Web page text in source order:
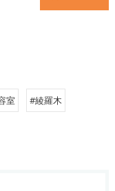
室 #綾羅木